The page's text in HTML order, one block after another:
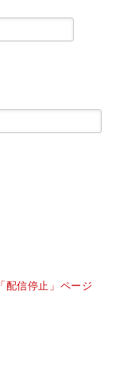
配信停止」ページ